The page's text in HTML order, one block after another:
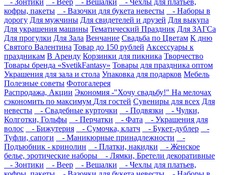
- Зонтики
- Веер - Вешалки
- Чехлы для платьев,
кофры, пакеты
- Вазочки для букета невесты
- Наборы в
дорогу Для мужчины Для свидетелей и друзей Для выкупа
Для украшения машины Тематический Праздник Для ЗАГСа
Для прогулки Для Зала Венчание Свадьба по Цветам К дню
Святого Валентина Товар до 150 рублей Аксессуары к
праздникам В Аренду Корзинки для пикника Творчество
Товары бренда «SvetikFantasy» Товары для праздника оптом
Украшения для зала и стола Упаковка для подарков Мебель
Полезные советы Фотогалерея
Распродажа, Акции Экономия -"Хочу свадьбу!" На мелочах
сэкономить по максимум Для гостей Сувениры для всех Для
невесты
- Свадебные курточки - Подвязки
- Чулки,
Колготки, Гольфы
- Перчатки - Фата
- Украшения для
волос
- Бижутерия - Сумочка, клатч - Букет-дублер
-
Туфли, сапоги
- Маникюрные принадлежности
-
Подъюбник - кринолин
- Платки, накидки
- Женское
белье, эротические наборы
- Лямки, Бретели декоративные
- Зонтики
- Веер - Вешалки
- Чехлы для платьев,